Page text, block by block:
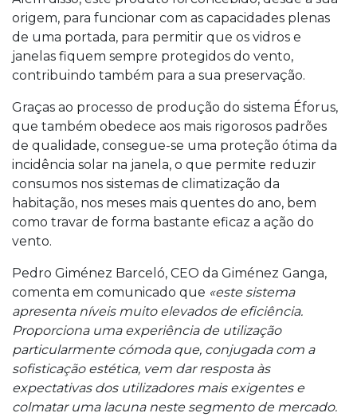
origem, para funcionar com as capacidades plenas
de uma portada, para permitir que os vidros e
janelas fiquem sempre protegidos do vento,
contribuindo também para a sua preservação.
Graças ao processo de produção do sistema Éforus,
que também obedece aos mais rigorosos padrões
de qualidade, consegue-se uma proteção ótima da
incidência solar na janela, o que permite reduzir
consumos nos sistemas de climatização da
habitação, nos meses mais quentes do ano, bem
como travar de forma bastante eficaz a ação do
vento.
Pedro Giménez Barceló, CEO da Giménez Ganga,
comenta em comunicado que «este sistema
apresenta níveis muito elevados de eficiência.
Proporciona uma experiência de utilização
particularmente cómoda que, conjugada com a
sofisticação estética, vem dar resposta às
expectativas dos utilizadores mais exigentes e
colmatar uma lacuna neste segmento de mercado.